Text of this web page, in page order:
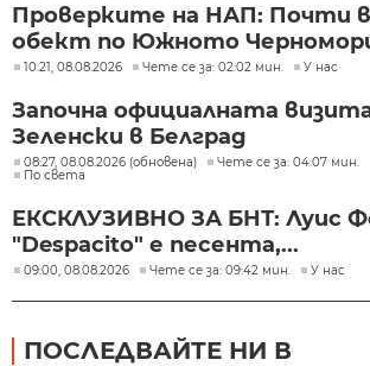
Проверките на НАП: Почти
обект по Южното
10:21, 08.08.2026 Чете се за: 02:02 мин. У нас
Започна официалната
Зеленски в Белград
08:27, 08.08.2026 (обновена)
Чете се за: 04:07 мин.
По света
ЕКСКЛУЗИВНО ЗА БНТ: Луис
"Despacito" е песента,...
09:00, 08.08.2026 Чете се за: 09:42 мин. У нас
ПОСЛЕДВАЙТЕ НИ В